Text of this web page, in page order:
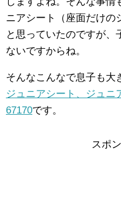
ニアシート（座面だけの
と思っていたのですが、
ないですからね。
そんなこんなで息子も大
ジュニアシート、ジュニ
67170です。
スポ